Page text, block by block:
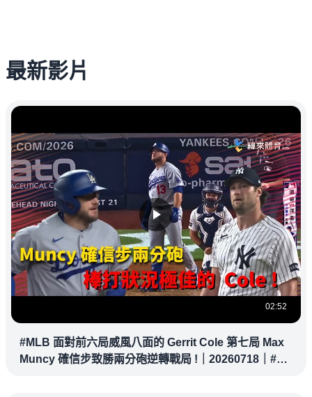
最新影片
02:52
#MLB 面對前六局威風八面的 Gerrit Cole 第七局 Max
Muncy 確信步致勝兩分砲逆轉戰局 !｜20260718｜#洛